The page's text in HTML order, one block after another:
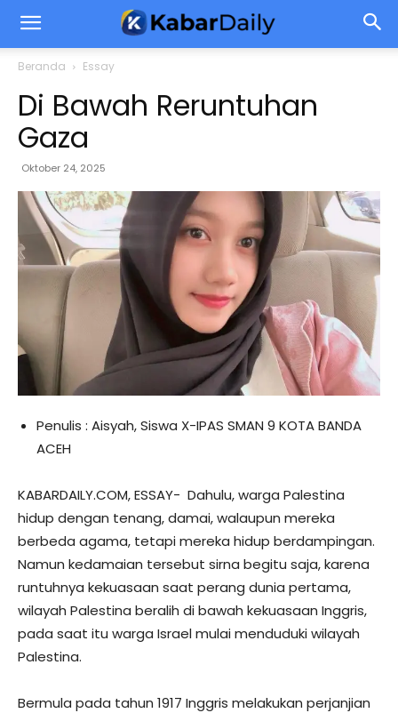
Beranda Essay
Di Bawah Reruntuhan
Gaza
Oktober 24, 2025
Penulis : Aisyah, Siswa X-IPAS SMAN 9 KOTA BANDA
ACEH
KABARDAILY.COM, ESSAY- Dahulu, warga Palestina
hidup dengan tenang, damai, walaupun mereka
berbeda agama, tetapi mereka hidup berdampingan.
Namun kedamaian tersebut sirna begitu saja, karena
runtuhnya kekuasaan saat perang dunia pertama,
wilayah Palestina beralih di bawah kekuasaan Inggris,
pada saat itu warga Israel mulai menduduki wilayah
Palestina.
Bermula pada tahun 1917 Inggris melakukan perjanjian